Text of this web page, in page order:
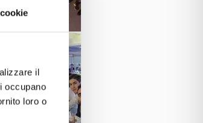
il
occupano
loro o